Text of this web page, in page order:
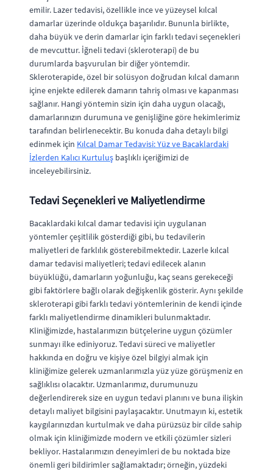
emilir. Lazer tedavisi, özellikle ince ve yüzeysel kılcal
damarlar üzerinde oldukça başarılıdır. Bununla birlikte,
daha büyük ve derin damarlar için farklı tedavi seçenekleri
de mevcuttur. İğneli tedavi (skleroterapi) de bu
durumlarda başvurulan bir diğer yöntemdir.
Skleroterapide, özel bir solüsyon doğrudan kılcal damarın
içine enjekte edilerek damarın tahriş olması ve kapanması
sağlanır. Hangi yöntemin sizin için daha uygun olacağı,
damarlarınızın durumuna ve genişliğine göre hekimlerimiz
tarafından belirlenecektir. Bu konuda daha detaylı bilgi
edinmek için Kılcal Damar Tedavisi: Yüz ve Bacaklardaki
İzlerden Kalıcı Kurtuluş başlıklı içeriğimizi de
inceleyebilirsiniz.
Tedavi Seçenekleri ve Maliyetlendirme
Bacaklardaki kılcal damar tedavisi için uygulanan
yöntemler çeşitlilik gösterdiği gibi, bu tedavilerin
maliyetleri de farklılık gösterebilmektedir. Lazerle kılcal
damar tedavisi maliyetleri; tedavi edilecek alanın
büyüklüğü, damarların yoğunluğu, kaç seans gerekeceği
gibi faktörlere bağlı olarak değişkenlik gösterir. Aynı şekilde
skleroterapi gibi farklı tedavi yöntemlerinin de kendi içinde
farklı maliyetlendirme dinamikleri bulunmaktadır.
Kliniğimizde, hastalarımızın bütçelerine uygun çözümler
sunmayı ilke ediniyoruz. Tedavi süreci ve maliyetler
hakkında en doğru ve kişiye özel bilgiyi almak için
kliniğimize gelerek uzmanlarımızla yüz yüze görüşmeniz en
sağlıklısı olacaktır. Uzmanlarımız, durumunuzu
değerlendirerek size en uygun tedavi planını ve buna ilişkin
detaylı maliyet bilgisini paylaşacaktır. Unutmayın ki, estetik
kaygılarınızdan kurtulmak ve daha pürüzsüz bir cilde sahip
olmak için kliniğimizde modern ve etkili çözümler sizleri
bekliyor. Hastalarımızın deneyimleri de bu noktada bize
önemli geri bildirimler sağlamaktadır; örneğin, yüzdeki